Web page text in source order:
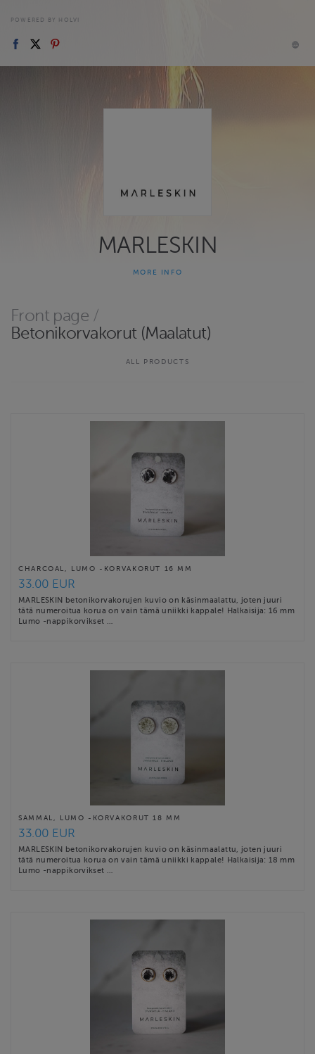
POWERED BY HOLVI
MARLESKIN
Ihanaa, että olet löytänyt verkkokauppaani! Mikäli et löydä täältä
mieleistäsi, niin ole rohkeasti minuun yhteydessä esim.
instagramin kautta, sillä vain murto-osa valmiista tuotteistani on
MORE INFO
Front page /
Betonikorvakorut (Maalatut)
ALL PRODUCTS
CHARCOAL, LUMO -KORVAKORUT 16 MM
33.00 EUR
MARLESKIN betonikorvakorujen kuvio on käsinmaalattu, joten juuri
tätä numeroitua korua on vain tämä uniikki kappale! Halkaisija: 16 mm
Lumo -nappikorvikset …
SAMMAL, LUMO -KORVAKORUT 18 MM
33.00 EUR
MARLESKIN betonikorvakorujen kuvio on käsinmaalattu, joten juuri
tätä numeroitua korua on vain tämä uniikki kappale! Halkaisija: 18 mm
Lumo -nappikorvikset …